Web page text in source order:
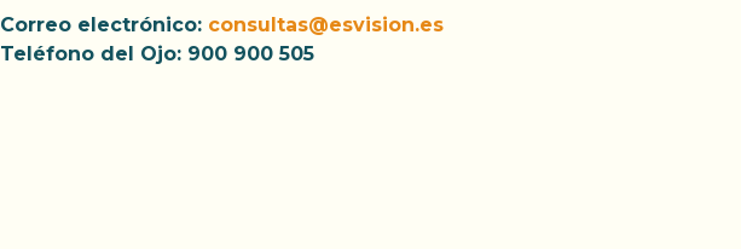
Correo electrónico: consultas@esvision.es
Teléfono del Ojo: 900 900 505